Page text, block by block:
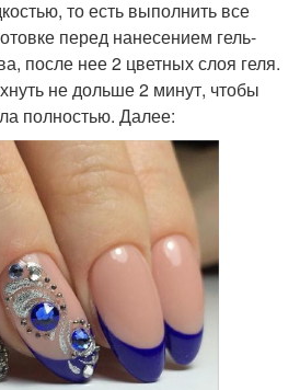
то есть выполнить все
перед нанесением гель-
после нее 2 цветных слоя геля.
не дольше 2 минут, чтобы
полностью. Далее: